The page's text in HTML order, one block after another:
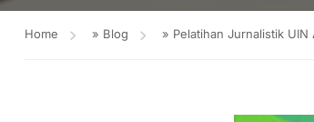
Home » Blog » Pelatihan Jurnalistik